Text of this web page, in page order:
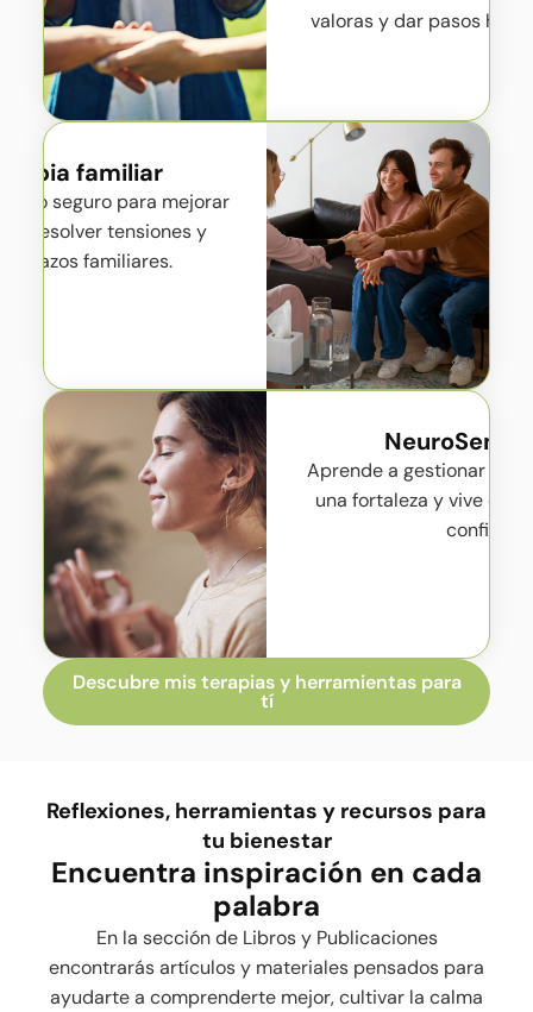
valoras y dar pasos
familiar
seguro para mejorar
resolver tensiones y
lazos familiares.
Aprende a gestionar tu
una fortaleza y vive con
confianza.
Descubre mis terapias y herramientas para
tí
Reflexiones, herramientas y recursos para
tu bienestar
Encuentra inspiración en cada
palabra
En la sección de Libros y Publicaciones
encontrarás artículos y materiales pensados para
ayudarte a comprenderte mejor, cultivar la calma